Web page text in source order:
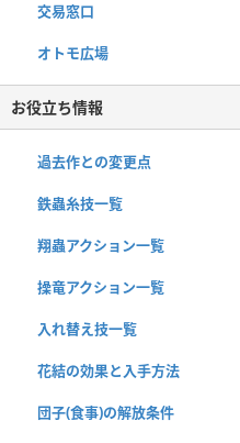
交易窓口
オトモ広場
お役立ち情報
過去作との変更点
鉄蟲糸技一覧
翔蟲アクション一覧
操竜アクション一覧
入れ替え技一覧
花結の効果と入手方法
団子(食事)の解放条件